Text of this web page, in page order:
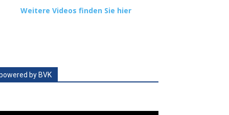
Weitere Videos finden Sie hier
by BVK